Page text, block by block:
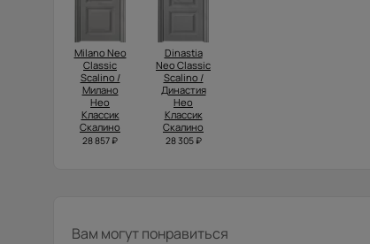
Milano Neo
Classic
Scalino /
Милано
Нео
Классик
Скалино
28 857 ₽
Dinastia
Neo Classic
Scalino /
Династия
Нео
Классик
Скалино
28 305 ₽
Вам могут понравиться